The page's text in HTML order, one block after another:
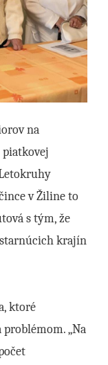
na
piatkovej
v Žiline to
s tým, že
krajín
ktoré
„Na